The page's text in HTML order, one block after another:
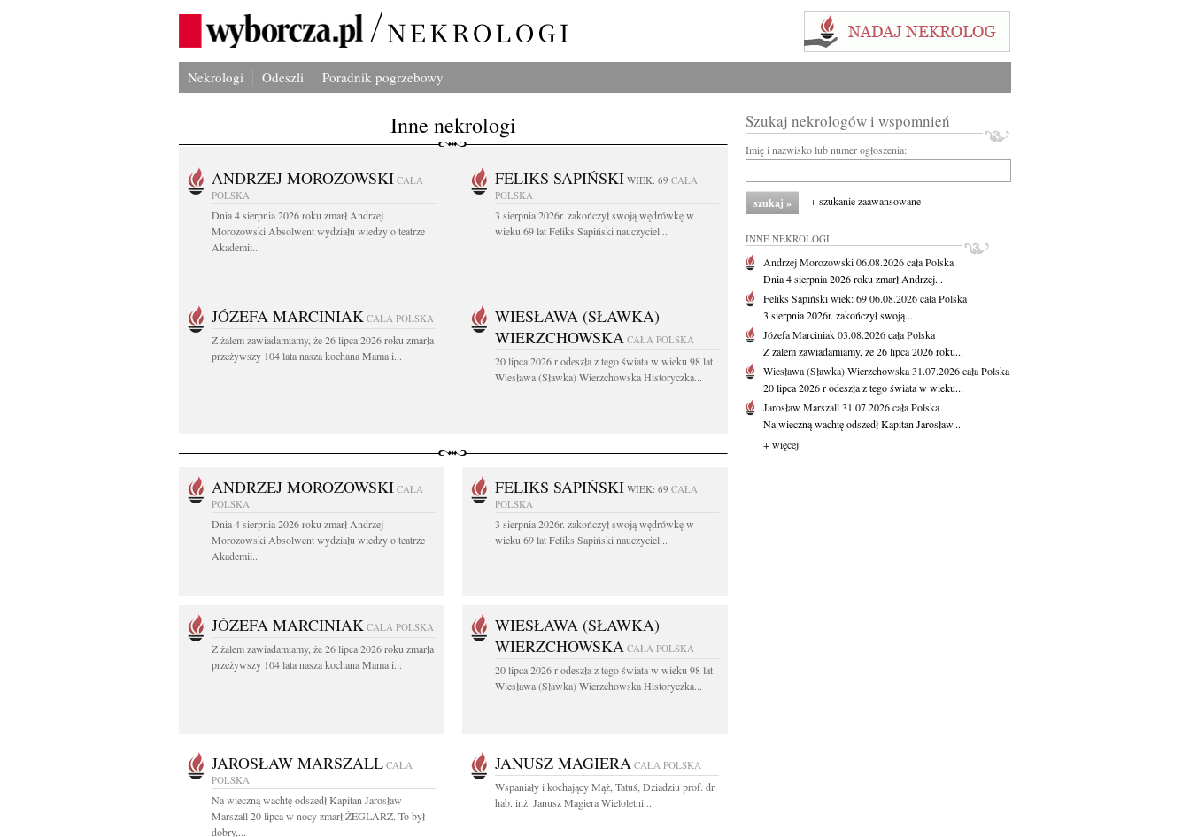
Nekrologi Odeszli Poradnik pogrzebowy
Inne nekrologi
ANDRZEJ MOROZOWSKI CAŁA
POLSKA
Dnia 4 sierpnia 2026 roku zmarł Andrzej
Morozowski Absolwent wydziału wiedzy o teatrze
Akademii...
FELIKS SAPIŃSKI WIEK: 69 CAŁA
POLSKA
3 sierpnia 2026r. zakończył swoją wędrówkę w
wieku 69 lat Feliks Sapiński nauczyciel...
JÓZEFA MARCINIAK CAŁA POLSKA
Z żalem zawiadamiamy, że 26 lipca 2026 roku zmarła
przeżywszy 104 lata nasza kochana Mama i...
WIESŁAWA (SŁAWKA)
WIERZCHOWSKA CAŁA POLSKA
20 lipca 2026 r odeszła z tego świata w wieku 98 lat
Wiesława (Sławka) Wierzchowska Historyczka...
ANDRZEJ MOROZOWSKI CAŁA
POLSKA
Dnia 4 sierpnia 2026 roku zmarł Andrzej
Morozowski Absolwent wydziału wiedzy o teatrze
Akademii...
FELIKS SAPIŃSKI WIEK: 69 CAŁA
POLSKA
3 sierpnia 2026r. zakończył swoją wędrówkę w
wieku 69 lat Feliks Sapiński nauczyciel...
JÓZEFA MARCINIAK CAŁA POLSKA
Z żalem zawiadamiamy, że 26 lipca 2026 roku zmarła
przeżywszy 104 lata nasza kochana Mama i...
WIESŁAWA (SŁAWKA)
WIERZCHOWSKA CAŁA POLSKA
20 lipca 2026 r odeszła z tego świata w wieku 98 lat
Wiesława (Sławka) Wierzchowska Historyczka...
JAROSŁAW MARSZALL CAŁA
POLSKA
Na wieczną wachtę odszedł Kapitan Jarosław
Marszall 20 lipca w nocy zmarł ŻEGLARZ. To był
dobry,...
JANUSZ MAGIERA CAŁA POLSKA
Wspaniały i kochający Mąż, Tatuś, Dziadziu prof. dr
hab. inż. Janusz Magiera Wieloletni...
Szukaj nekrologów i wspomnień
Imię i nazwisko lub numer ogłoszenia:
+ szukanie zaawansowane
INNE NEKROLOGI
Andrzej Morozowski06.08.2026cała Polska
Dnia 4 sierpnia 2026 roku zmarł Andrzej...
Feliks Sapińskiwiek: 6906.08.2026cała Polska
3 sierpnia 2026r. zakończył swoją...
Józefa Marciniak03.08.2026cała Polska
Z żalem zawiadamiamy, że 26 lipca 2026 roku...
Wiesława (Sławka) Wierzchowska31.07.2026cała Polska
20 lipca 2026 r odeszła z tego świata w wieku...
Jarosław Marszall31.07.2026cała Polska
Na wieczną wachtę odszedł Kapitan Jarosław...
+ więcej